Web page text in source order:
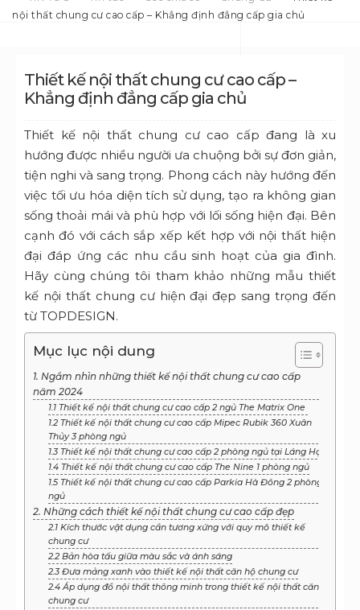
nội thất chung cư cao cấp – Khẳng định đẳng cấp gia chủ
Thiết kế nội thất chung cư cao cấp –
Khẳng định đẳng cấp gia chủ
Thiết kế nội thất chung cư cao cấp đang là xu
hướng được nhiều người ưa chuộng bởi sự đơn giản,
tiện nghi và sang trọng. Phong cách này hướng đến
việc tối ưu hóa diện tích sử dụng, tạo ra không gian
sống thoải mái và phù hợp với lối sống hiện đại. Bên
cạnh đó với cách sắp xếp kết hợp với nội thất hiện
đại đáp ứng các nhu cầu sinh hoạt của gia đình.
Hãy cùng chúng tôi tham khảo những mẫu thiết
kế nội thất chung cư hiện đại đẹp sang trọng đến
từ TOPDESIGN.
Mục lục nội dung
1. Ngắm nhìn những thiết kế nội thất chung cư cao cấp
năm 2024
1.1 Thiết kế nội thất chung cư cao cấp 2 ngủ The Matrix One
1.2 Thiết kế nội thất chung cư cao cấp Mipec Rubik 360 Xuân
Thủy 3 phòng ngủ
1.3 Thiết kế nội thất chung cư cao cấp 2 phòng ngủ tại Láng Hạ
1.4 Thiết kế nội thất chung cư cao cấp The Nine 1 phòng ngủ
1.5 Thiết kế nội thất chung cư cao cấp Parkia Hà Đông 2 phòng
ngủ
2. Những cách thiết kế nội thất chung cư cao cấp đẹp
2.1 Kích thước vật dụng cần tương xứng với quy mô thiết kế
chung cư
2.2 Bản hòa tấu giữa màu sắc và ánh sáng
2.3 Đưa mảng xanh vào thiết kế nội thất căn hộ chung cư
2.4 Áp dụng đồ nội thất thông minh trong thiết kế nội thất căn hộ
chung cư